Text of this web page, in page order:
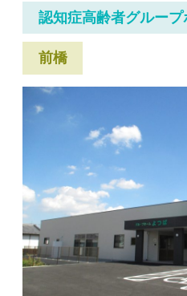
認知症高齢者グループ
前橋